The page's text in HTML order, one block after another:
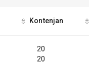
Kontenjan
20
20